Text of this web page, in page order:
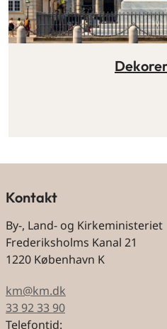
Kontakt
By-, Land- og Kirkeministeriet
Frederiksholms Kanal 21
1220 København K
km@km.dk
33 92 33 90
Telefontid: